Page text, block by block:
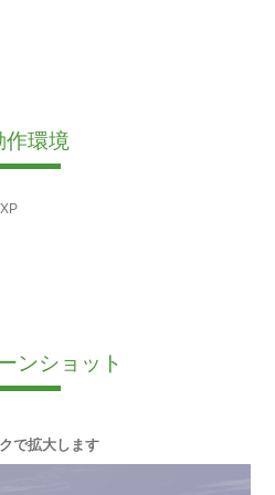
作環境
ンショット
で拡大します